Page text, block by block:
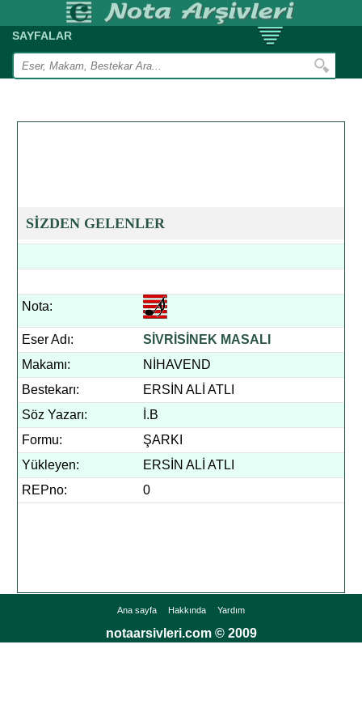
SAYFALAR
SİZDEN GELENLER
Nota:
Eser Adı:
SİVRİSİNEK MASALI
Makamı:
NİHAVEND
Bestekarı:
ERSİN ALİ ATLI
Söz Yazarı:
İ.B
Formu:
ŞARKI
Yükleyen:
ERSİN ALİ ATLI
REPno:
0
Ana sayfa Hakkında Yardım
notaarsivleri.com © 2009